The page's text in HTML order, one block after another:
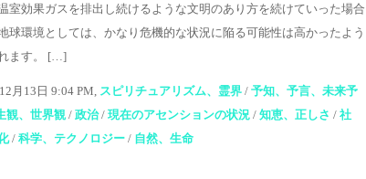
室効果ガスを排出し続けるような文明のあり方を続けていった場合
球環境としては、かなり危機的な状況に陥る可能性は高かったよう
ます。 […]
月13日 9:04 PM, スピリチュアリズム、霊界 / 予知、予言、未来予
観、世界観/ 政治/ 現在のアセンションの状況 / 知恵、正しさ / 社
/ 科学、テクノロジー / 自然、生命